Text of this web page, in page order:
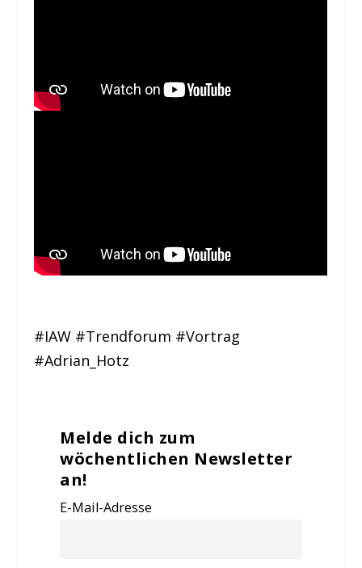
#IAW #Trendforum #Vortrag
#Adrian_Hotz
Melde dich zum
wöchentlichen Newsletter
an!
E-Mail-Adresse